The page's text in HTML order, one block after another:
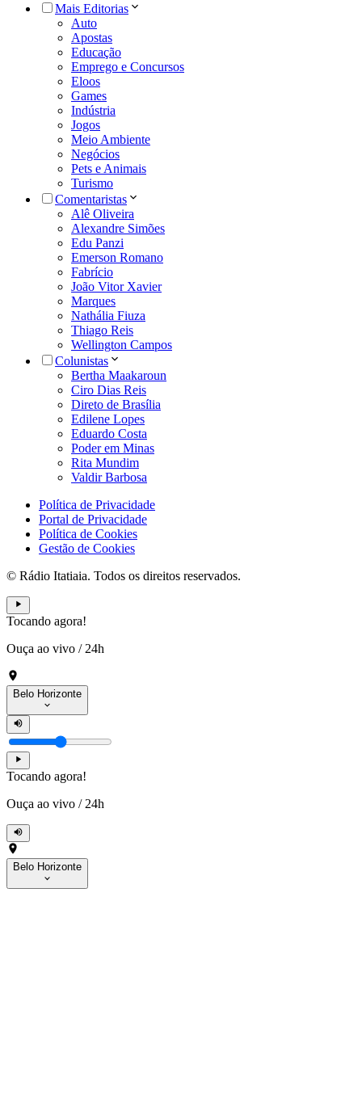
Mais Editorias
Auto
Apostas
Educação
Emprego e Concursos
Eloos
Games
Indústria
Jogos
Meio Ambiente
Negócios
Pets e Animais
Turismo
Comentaristas
Alê Oliveira
Alexandre Simões
Edu Panzi
Emerson Romano
Fabrício
João Vitor Xavier
Marques
Nathália Fiuza
Thiago Reis
Wellington Campos
Colunistas
Bertha Maakaroun
Ciro Dias Reis
Direto de Brasília
Edilene Lopes
Eduardo Costa
Poder em Minas
Rita Mundim
Valdir Barbosa
Política de Privacidade
Portal de Privacidade
Política de Cookies
Gestão de Cookies
© Rádio Itatiaia. Todos os direitos reservados.
Tocando agora!
Ouça ao vivo / 24h
Belo Horizonte
Tocando agora!
Ouça ao vivo / 24h
Belo Horizonte